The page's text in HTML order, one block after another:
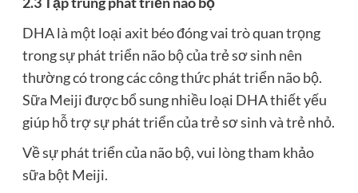
DHA là một loại axit béo đóng vai trò quan trọng
trong sự phát triển não bộ của trẻ sơ sinh nên
thường có trong các công thức phát triển não bộ.
Sữa Meiji được bổ sung nhiều loại DHA thiết yếu
giúp hỗ trợ sự phát triển của trẻ sơ sinh và trẻ nhỏ.
Về sự phát triển của não bộ, vui lòng tham khảo
sữa bột Meiji.